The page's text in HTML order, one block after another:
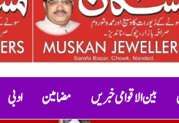
بین الاقوامی خبریں مضامین ادبی